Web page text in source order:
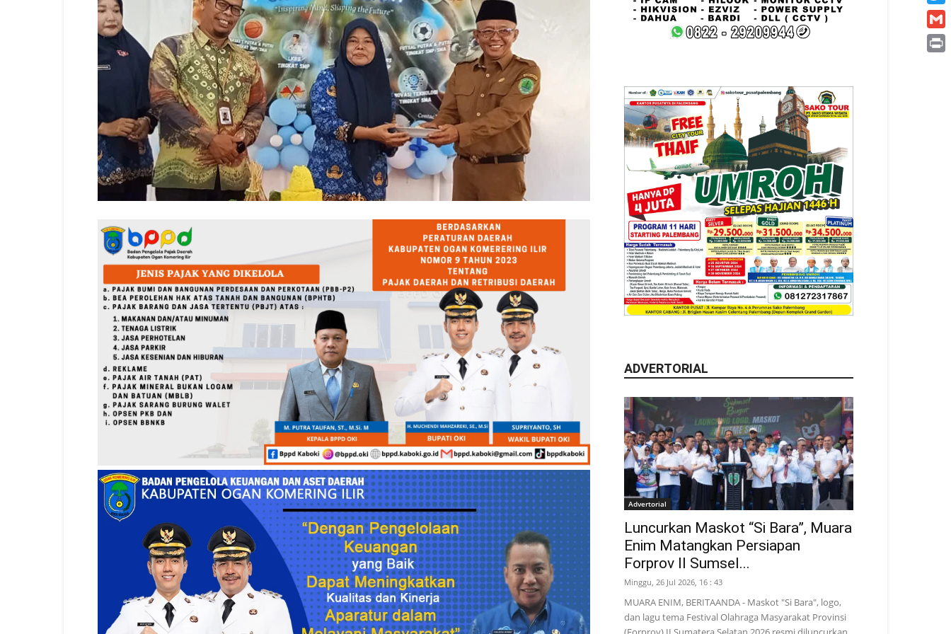
ADVERTORIAL
Advertorial
Luncurkan Maskot “Si Bara”, Muara
Enim Matangkan Persiapan
Forprov II Sumsel...
Minggu, 26 Jul 2026, 16 : 43
MUARA ENIM, BERITAANDA - Maskot "Si Bara", logo,
dan lagu tema Festival Olahraga Masyarakat Provinsi